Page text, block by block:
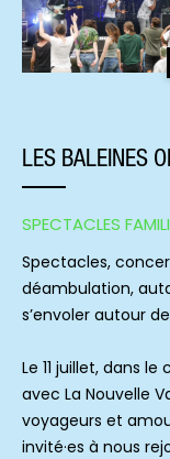
LES BALEINES
SPECTACLES
Spectacles,
déambulation,
s’envoler autour
Le 11 juillet, dans
avec La Nouvelle
voyageurs et
invité·es à nous